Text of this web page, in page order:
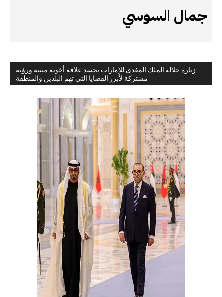
زيارة جلالة الملك المفدى للإمارات تجسد علاقة أخوية متينة ورؤية
مشتركة لأبرز القضايا التي تهم البلدين والمنطقة
جمال السوسي